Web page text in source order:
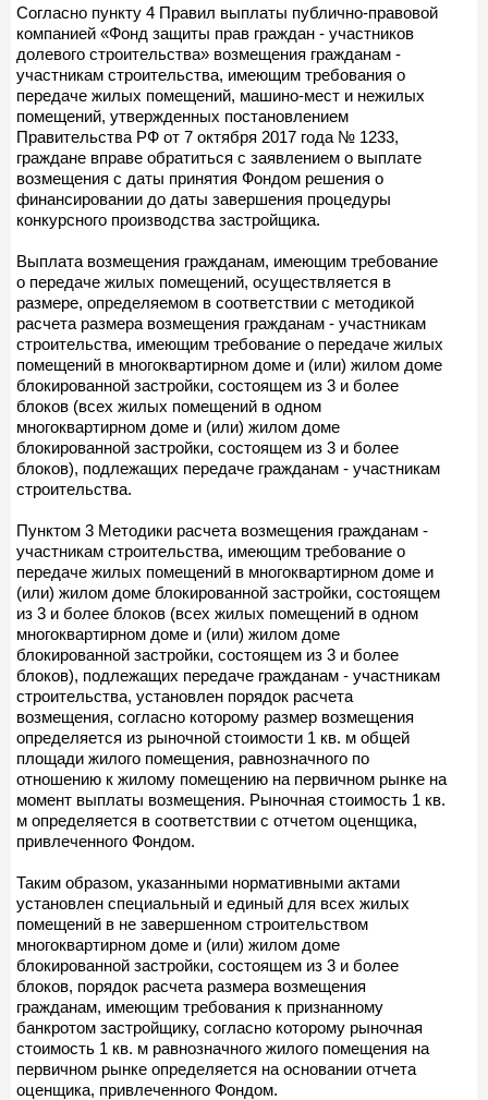
Согласно пункту 4 Правил выплаты публично-правовой
компанией «Фонд защиты прав граждан - участников
долевого строительства» возмещения гражданам -
участникам строительства, имеющим требования о
передаче жилых помещений, машино-мест и нежилых
помещений, утвержденных постановлением
Правительства РФ от 7 октября 2017 года № 1233,
граждане вправе обратиться с заявлением о выплате
возмещения с даты принятия Фондом решения о
финансировании до даты завершения процедуры
конкурсного производства застройщика.
Выплата возмещения гражданам, имеющим требование
о передаче жилых помещений, осуществляется в
размере, определяемом в соответствии с методикой
расчета размера возмещения гражданам - участникам
строительства, имеющим требование о передаче жилых
помещений в многоквартирном доме и (или) жилом доме
блокированной застройки, состоящем из 3 и более
блоков (всех жилых помещений в одном
многоквартирном доме и (или) жилом доме
блокированной застройки, состоящем из 3 и более
блоков), подлежащих передаче гражданам - участникам
строительства.
Пунктом 3 Методики расчета возмещения гражданам -
участникам строительства, имеющим требование о
передаче жилых помещений в многоквартирном доме и
(или) жилом доме блокированной застройки, состоящем
из 3 и более блоков (всех жилых помещений в одном
многоквартирном доме и (или) жилом доме
блокированной застройки, состоящем из 3 и более
блоков), подлежащих передаче гражданам - участникам
строительства, установлен порядок расчета
возмещения, согласно которому размер возмещения
определяется из рыночной стоимости 1 кв. м общей
площади жилого помещения, равнозначного по
отношению к жилому помещению на первичном рынке на
момент выплаты возмещения. Рыночная стоимость 1 кв.
м определяется в соответствии с отчетом оценщика,
привлеченного Фондом.
Таким образом, указанными нормативными актами
установлен специальный и единый для всех жилых
помещений в не завершенном строительством
многоквартирном доме и (или) жилом доме
блокированной застройки, состоящем из 3 и более
блоков, порядок расчета размера возмещения
гражданам, имеющим требования к признанному
банкротом застройщику, согласно которому рыночная
стоимость 1 кв. м равнозначного жилого помещения на
первичном рынке определяется на основании отчета
оценщика, привлеченного Фондом.